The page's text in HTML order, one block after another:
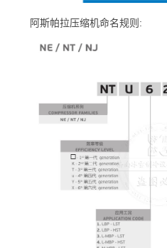
阿斯帕拉压缩机命名规则: